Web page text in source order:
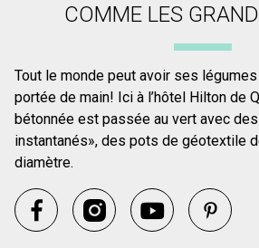
COMME LES
Tout le monde peut avoir ses
portée de main! Ici à l’hôtel Hilton de
bétonnée est passée au vert avec
instantanés», des pots de géotextile
diamètre.